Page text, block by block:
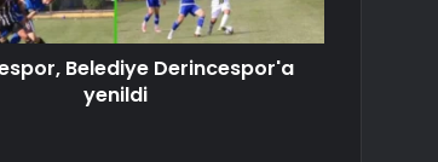
Belediye Derincespor'a
yenildi